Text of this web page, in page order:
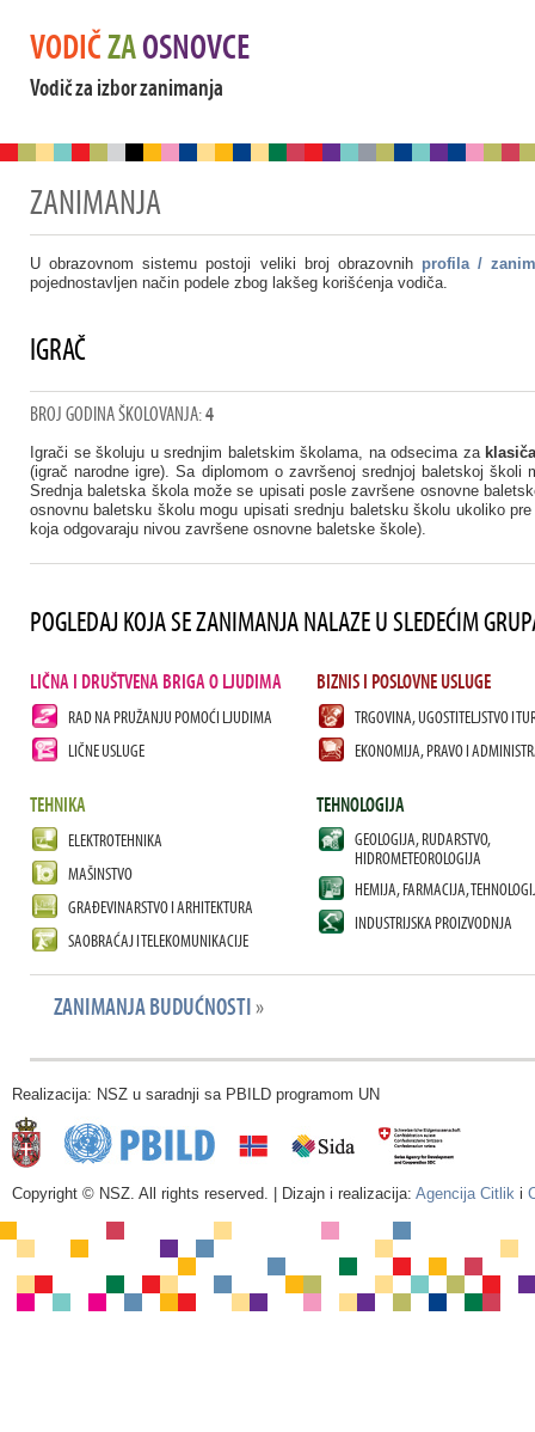
VODIČZAOSNOVCE
Vodič za izbor zanimanja
ZANIMANJA
U obrazovnom sistemu postoji veliki broj obrazovnih profila /
pojednostavljen način podele zbog lakšeg korišćenja vodiča.
IGRAČ
BROJ GODINA ŠKOLOVANJA:4
Igrači se školuju u srednjim baletskim školama, na odsecima za
(igrač narodne igre). Sa diplomom o završenoj srednjoj baletskoj
Srednja baletska škola može se upisati posle završene osnovne
osnovnu baletsku školu mogu upisati srednju baletsku školu ukoliko
koja odgovaraju nivou završene osnovne baletske škole).
POGLEDAJ KOJA SE ZANIMANJA NALAZE U SLEDEĆIM
LIČNA I DRUŠTVENA BRIGA O LJUDIMA
RAD NA PRUŽANJU POMOĆI LJUDIMA
LIČNE USLUGE
BIZNIS I POSLOVNE USLUGE
TRGOVINA, UGOSTITELJSTVO I
EKONOMIJA, PRAVO I
TEHNIKA
ELEKTROTEHNIKA
MAŠINSTVO
GRAĐEVINARSTVO I ARHITEKTURA
SAOBRAĆAJ I TELEKOMUNIKACIJE
TEHNOLOGIJA
GEOLOGIJA, RUDARSTVO,
HIDROMETEOROLOGIJA
HEMIJA, FARMACIJA,
INDUSTRIJSKA PROIZVODNJA
ZANIMANJA BUDUĆNOSTI»
Realizacija: NSZ u saradnji sa PBILD programom UN
Copyright © NSZ. All rights reserved. | Dizajn i realizacija: Agencija Citlik i